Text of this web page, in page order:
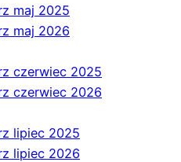
maj 2025
maj 2026
czerwiec 2025
czerwiec 2026
lipiec 2025
lipiec 2026